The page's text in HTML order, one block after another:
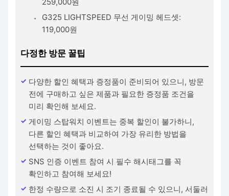
G325 LIGHTSPEED 무선 게이밍 헤드셋:
119,000원
다정한 방문 꿀팁
다양한 할인 혜택과 증정품이 준비되어 있으니, 방문
전에 구매하고 싶은 제품과 필요한 증정품 조건을
미리 확인해 보세요.
게이밍 스탑워치 이벤트는 중복 할인이 불가하니,
다른 할인 혜택과 비교하여 가장 유리한 방법을
선택하는 것이 좋아요.
SNS 인증 이벤트 참여 시 필수 해시태그를 꼭
확인하고 참여해 보세요!
한정 수량으로 소진 시 조기 종료될 수 있으니, 서둘러